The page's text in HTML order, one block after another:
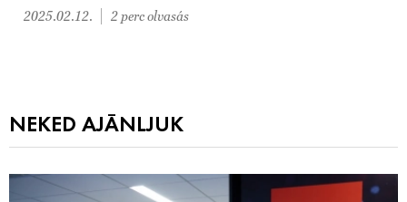
2025.02.12. 2 perc olvasás
NEKED AJÁNLJUK